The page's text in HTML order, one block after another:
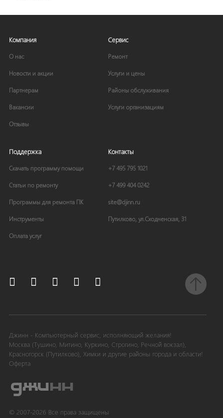
Компания
О нас
Новости и акции
Партнерам
Вакансии
Отзывы
Сервис
Ремонт
Услуги и цены
Районы обслуживания
Услуги организациям
Поддержка
Скачать программу помощи
Статьи по ремонту
Программы для ремонта ПК
Инструменты
Оплата услуг
Контакты
+7 495 795 1021
+7 499 404 0242
site@djinn.ru
Путилково, ул.Сходненская, 31
 
© 2007-2026 Все права защищены
Джинн - Компьютерный сервис, исполняющий желания!
Москва (Тушино, Митино, Куркино, Строгино, Речной вокзал),
Красногорск (Путилково), Химки и другие районы города и области!
Оферта